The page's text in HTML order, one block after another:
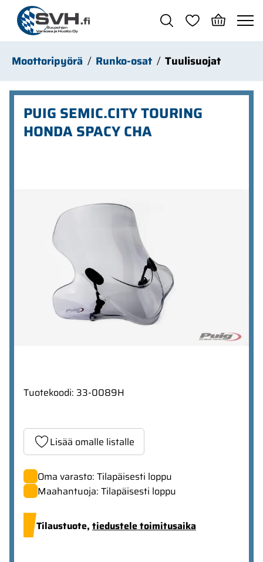
Siirry pääsisältöön
Moottoripyörä Runko-osat Tuulisuojat
PUIG SEMIC.CITY TOURING
HONDA SPACY CHA
Tuotekoodi: 33-0089H
Lisää omalle listalle
Oma varasto: Tilapäisesti loppu
Maahantuoja: Tilapäisesti loppu
Tilaustuote, tiedustele toimitusaika